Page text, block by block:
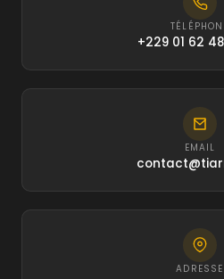
+229 01 62
EMAIL
ADRESSE